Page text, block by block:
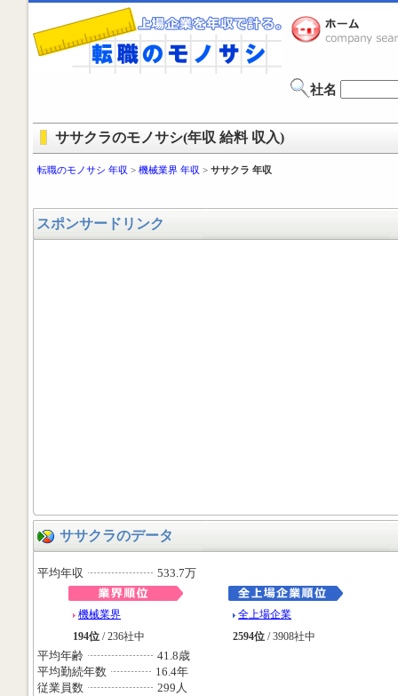
社名
ササクラのモノサシ(年収 給料 収入)
転職のモノサシ 年収 > 機械業界 年収 > ササクラ 年収
スポンサードリンク
ササクラのデータ
平均年収 533.7万
機械業界
194位 / 236社中
全上場企業
2594位 / 3908社中
平均年齢
41.8歳
平均勤続年数
16.4年
従業員数
299人